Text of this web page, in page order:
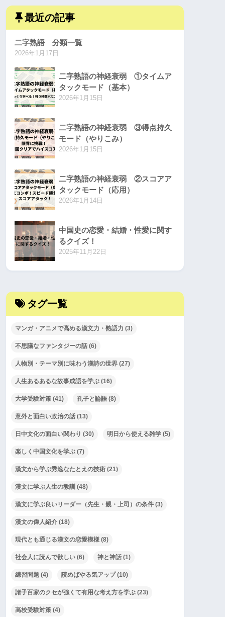
最近の記事
二字熟語 分類一覧
2026年1月17日
二字熟語の神経衰弱 ①タイムア
タックモード（基本）
2026年1月15日
二字熟語の神経衰弱 ③得点持久
モード（やりこみ）
2026年1月15日
二字熟語の神経衰弱 ②スコアア
タックモード（応用）
2026年1月14日
中国史の恋愛・結婚・性愛に関す
るクイズ！
2025年11月22日
タグ一覧
マンガ・アニメで高める漢文力・熟語力 (3)
不思議なファンタジーの話 (6)
人物別・テーマ別に味わう漢詩の世界 (27)
人生あるあるな故事成語を学ぶ (16)
大学受験対策 (41) 孔子と論語 (8)
意外と面白い政治の話 (13)
日中文化の面白い関わり (30) 明日から使える雑学 (5)
楽しく中国文化を学ぶ (7)
漢文から学ぶ秀逸なたとえの技術 (21)
漢文に学ぶ人生の教訓 (48)
漢文に学ぶ良いリーダー（先生・親・上司）の条件 (3)
漢文の偉人紹介 (18)
現代とも通じる漢文の恋愛模様 (8)
社会人に読んで欲しい (6) 神と神話 (1)
練習問題 (4) 読めばやる気アップ(10)
諸子百家のクセが強くて有用な考え方を学ぶ (23)
高校受験対策 (4)